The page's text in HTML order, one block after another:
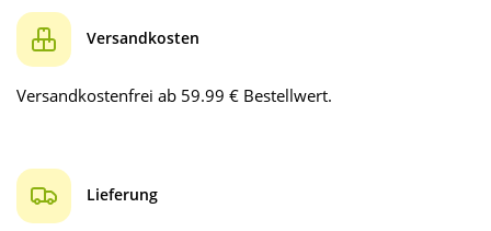
Versandkosten
Versandkostenfrei ab 59.99 € Bestellwert.
Lieferung